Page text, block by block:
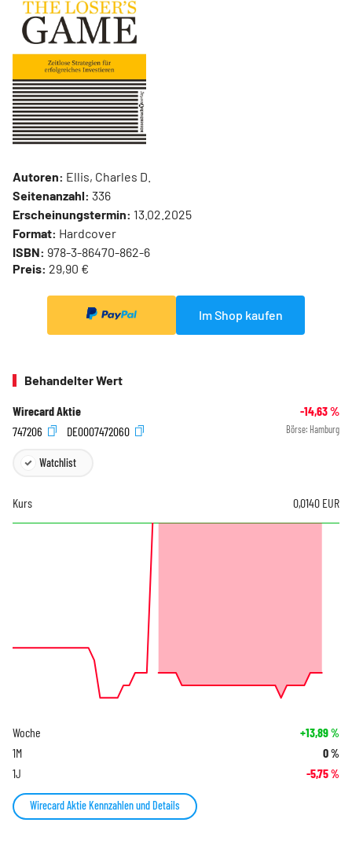
Autoren: Ellis, Charles D.
Seitenanzahl: 336
Erscheinungstermin: 13.02.2025
Format: Hardcover
ISBN: 978-3-86470-862-6
Preis: 29,90 €
Im Shop kaufen
Behandelter Wert
Wirecard Aktie -14,63%
747206
DE0007472060 Börse: Hamburg
Watchlist
Kurs 0,0140 EUR
Woche +13,89%
1M 0%
1J -5,75%
Wirecard Aktie Kennzahlen und Details